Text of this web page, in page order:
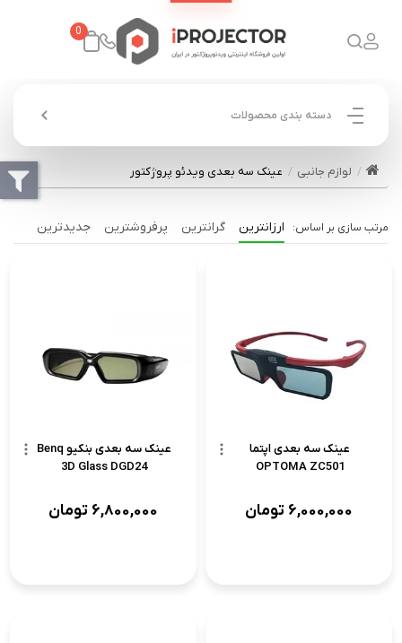
0
دسته بندی محصولات
لوازم جانبی عینک سه بعدی ویدئو پروژکتور
ارزانترین گرانترین پرفروشترین جدیدترین
عینک سه بعدی اپتما
OPTOMA ZC501
6,000,000 تومان
عینک سه بعدی بنکیو Benq
3D Glass DGD24
6,800,000 تومان